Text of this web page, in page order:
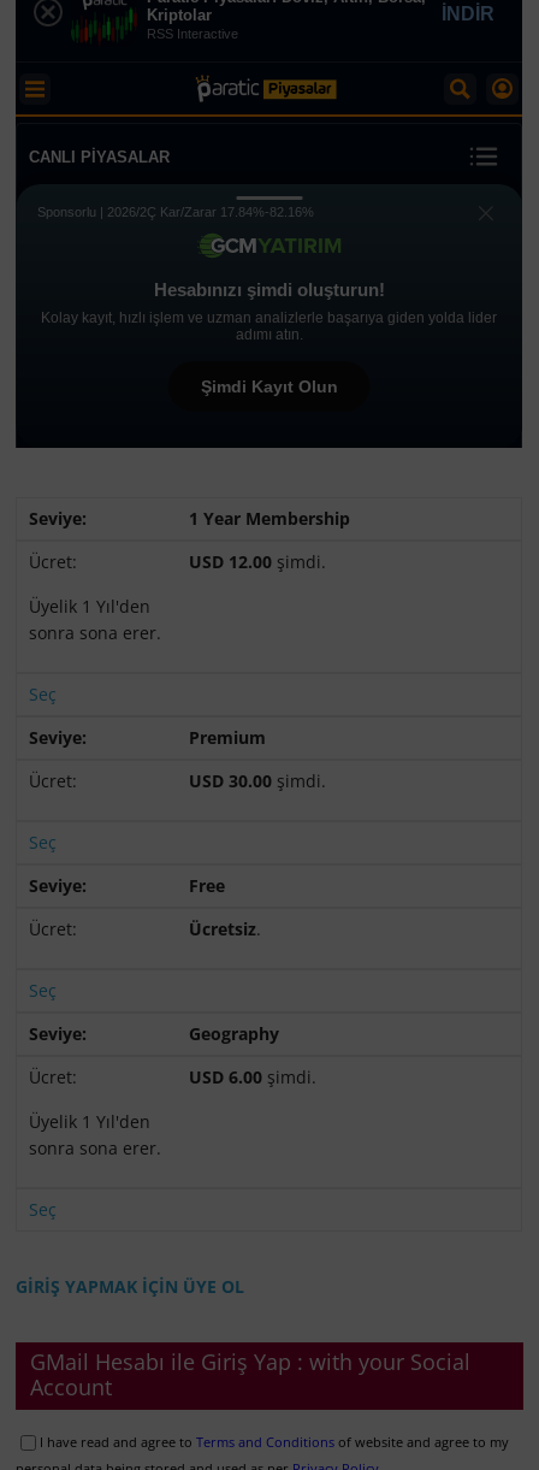
1 Year Membership
USD 12.00 şimdi.
Üyelik 1 Yıl'den
sonra sona erer.
Seç
Premium
USD 30.00 şimdi.
Seç
Free
Ücretsiz.
Seç
Geography
USD 6.00 şimdi.
Üyelik 1 Yıl'den
sonra sona erer.
Seç
GİRİŞ YAPMAK İÇİN ÜYE OL
GMail Hesabı ile Giriş Yap : with your Social
Account
I have read and agree toTerms and Conditions of website and agree to my